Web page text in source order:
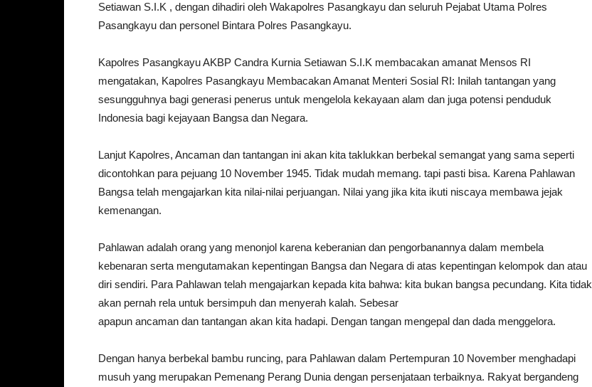
Setiawan S.I.K , dengan dihadiri oleh Wakapolres Pasangkayu dan seluruh Pejabat Utama Polres
Pasangkayu dan personel Bintara Polres Pasangkayu.
Kapolres Pasangkayu AKBP Candra Kurnia Setiawan S.I.K membacakan amanat Mensos RI
mengatakan, Kapolres Pasangkayu Membacakan Amanat Menteri Sosial RI: Inilah tantangan yang
sesungguhnya bagi generasi penerus untuk mengelola kekayaan alam dan juga potensi penduduk
Indonesia bagi kejayaan Bangsa dan Negara.
Lanjut Kapolres, Ancaman dan tantangan ini akan kita taklukkan berbekal semangat yang sama seperti
dicontohkan para pejuang 10 November 1945. Tidak mudah memang. tapi pasti bisa. Karena Pahlawan
Bangsa telah mengajarkan kita nilai-nilai perjuangan. Nilai yang jika kita ikuti niscaya membawa jejak
kemenangan.
Pahlawan adalah orang yang menonjol karena keberanian dan pengorbanannya dalam membela
kebenaran serta mengutamakan kepentingan Bangsa dan Negara di atas kepentingan kelompok dan atau
diri sendiri. Para Pahlawan telah mengajarkan kepada kita bahwa: kita bukan bangsa pecundang. Kita tidak
akan pernah rela untuk bersimpuh dan menyerah kalah. Sebesar
apapun ancaman dan tantangan akan kita hadapi. Dengan tangan mengepal dan dada menggelora.
Dengan hanya berbekal bambu runcing, para Pahlawan dalam Pertempuran 10 November menghadapi
musuh yang merupakan Pemenang Perang Dunia dengan persenjataan terbaiknya. Rakyat bergandeng